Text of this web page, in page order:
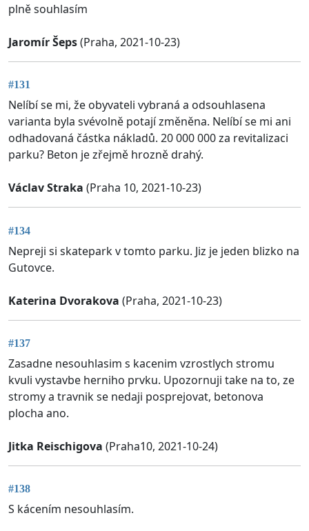
plně souhlasím
Jaromír Šeps(Praha, 2021-10-23)
#131
Nelíbí se mi, že obyvateli vybraná a odsouhlasena
varianta byla svévolně potají změněna. Nelíbí se mi ani
odhadovaná částka nákladů. 20 000 000 za revitalizaci
parku? Beton je zřejmě hrozně drahý.
Václav Straka (Praha 10, 2021-10-23)
#134
Nepreji si skatepark v tomto parku. Jiz je jeden blizko na
Gutovce.
Katerina Dvorakova (Praha, 2021-10-23)
#137
Zasadne nesouhlasim s kacenim vzrostlych stromu
kvuli vystavbe herniho prvku. Upozornuji take na to, ze
stromy a travnik se nedaji posprejovat, betonova
plocha ano.
Jitka Reischigova (Praha10, 2021-10-24)
#138
S kácením nesouhlasím.